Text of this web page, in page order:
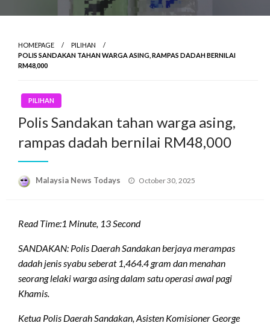
HOMEPAGE
PILIHAN
POLIS SANDAKAN TAHAN WARGA ASING, RAMPAS DADAH BERNILAI
RM48,000
PILIHAN
Polis Sandakan tahan warga asing,
rampas dadah bernilai RM48,000
Malaysia News Todays
Posted
October 30, 2025
Read Time:1 Minute, 13 Second
SANDAKAN: Polis Daerah Sandakan berjaya merampas
dadah jenis syabu seberat 1,464.4 gram dan menahan
seorang lelaki warga asing dalam satu operasi awal pagi
Khamis.
Ketua Polis Daerah Sandakan, Asisten Komisioner George